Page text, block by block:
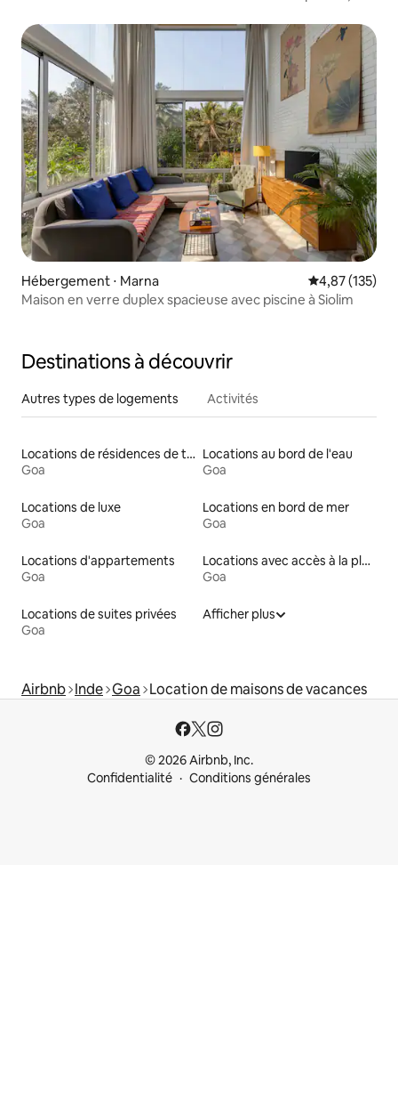
Hébergement ⋅ Marna Évaluation
4,87 (135)
Maison en verre duplex spacieuse avec piscine à Siolim
Destinations à découvrir
Autres types de logements Activités
Locations de résidences de tourisme
Goa
Locations au bord de l'eau
Goa
Locations de luxe
Goa
Locations en bord de mer
Goa
Locations d'appartements
Goa
Locations avec accès à la plage
Goa
Locations de suites privées
Goa
Afficher plus
Airbnb Inde Goa Location de maisons de vacances
© 2026 Airbnb, Inc.
Confidentialité
Conditions générales